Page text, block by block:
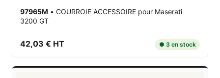
97965M • COURROIE ACCESSOIRE pour Maserati
3200 GT
42,03 € HT ● 3 en stock